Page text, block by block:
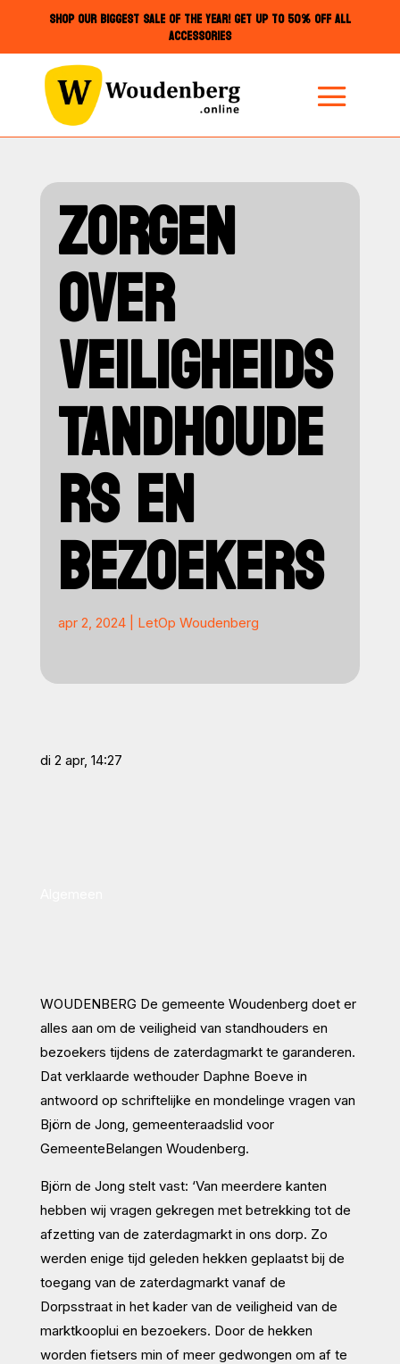
SHOP OUR BIGGEST SALE OF THE YEAR! GET UP TO 50% OFF ALL
ACCESSORIES
ZORGEN
OVER
VEILIGHEIDS
TANDHOUDE
RS EN
BEZOEKERS
apr 2, 2024| LetOp Woudenberg
di 2 apr, 14:27
WOUDENBERG De gemeente Woudenberg doet er
alles aan om de veiligheid van standhouders en
bezoekers tijdens de zaterdagmarkt te garanderen.
Dat verklaarde wethouder Daphne Boeve in
antwoord op schriftelijke en mondelinge vragen van
Björn de Jong, gemeenteraadslid voor
GemeenteBelangen Woudenberg.
Björn de Jong stelt vast: ‘Van meerdere kanten
hebben wij vragen gekregen met betrekking tot de
afzetting van de zaterdagmarkt in ons dorp. Zo
werden enige tijd geleden hekken geplaatst bij de
toegang van de zaterdagmarkt vanaf de
Dorpsstraat in het kader van de veiligheid van de
marktkooplui en bezoekers. Door de hekken
worden fietsers min of meer gedwongen om af te